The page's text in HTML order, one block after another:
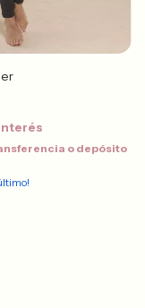
o depósito